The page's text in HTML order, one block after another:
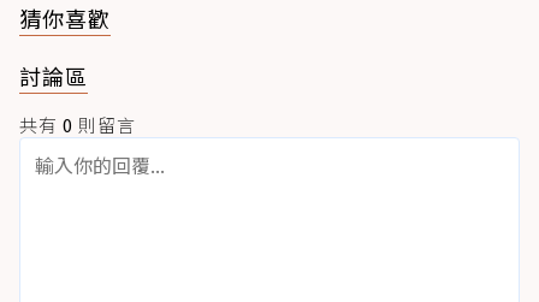
猜你喜歡
討論區
共有 0 則留言